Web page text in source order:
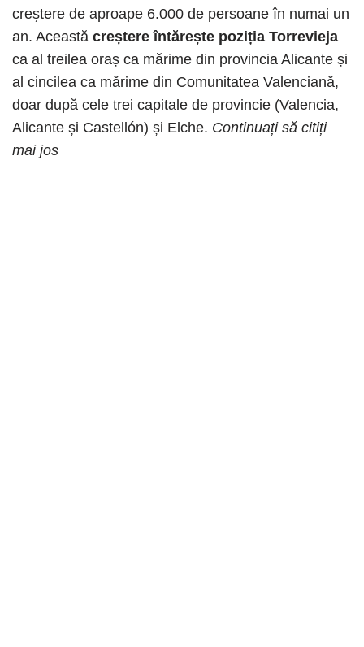
creștere de aproape 6.000 de persoane în numai un
an. Această creștere întărește poziția Torrevieja
ca al treilea oraș ca mărime din provincia Alicante și
al cincilea ca mărime din Comunitatea Valenciană,
doar după cele trei capitale de provincie (Valencia,
Alicante și Castellón) și Elche. Continuați să citiți
mai jos